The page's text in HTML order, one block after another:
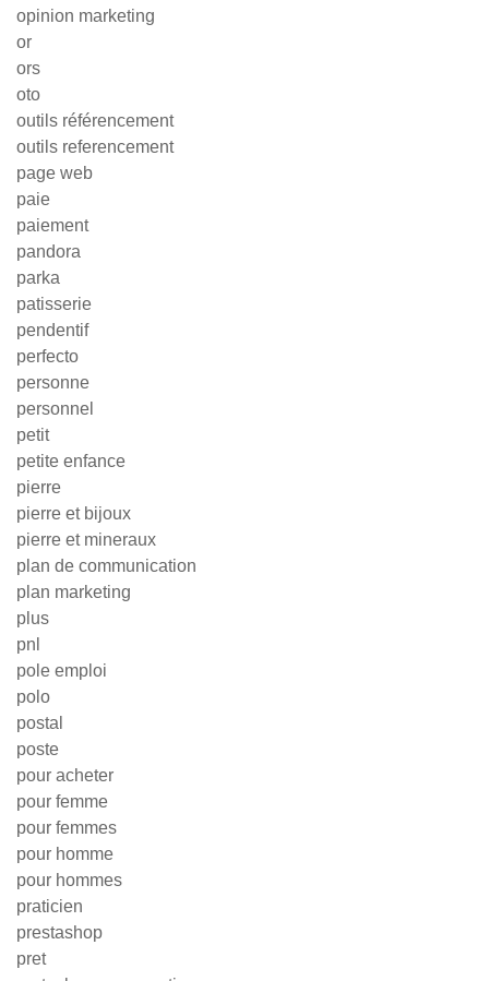
opinion marketing
or
ors
oto
outils référencement
outils referencement
page web
paie
paiement
pandora
parka
patisserie
pendentif
perfecto
personne
personnel
petit
petite enfance
pierre
pierre et bijoux
pierre et mineraux
plan de communication
plan marketing
plus
pnl
pole emploi
polo
postal
poste
pour acheter
pour femme
pour femmes
pour homme
pour hommes
praticien
prestashop
pret